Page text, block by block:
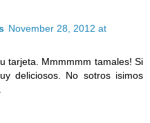
November 28, 2012 at
tarjeta. Mmmmmm tamales! Si
deliciosos. No sotros isimos